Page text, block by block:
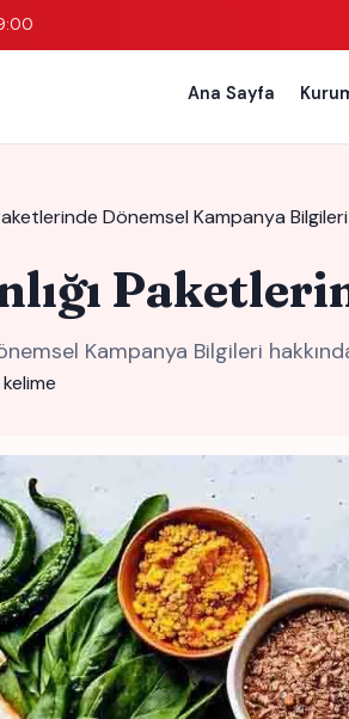
Ana Sayfa
Dönemsel Kampanya Bilgileri
Kampanya Bilgileri